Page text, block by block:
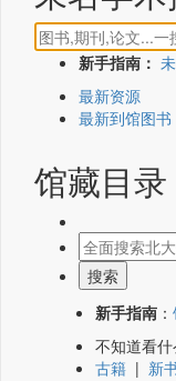
新手指南：
最新资源
最新到馆图书
馆藏目录
新手指南 ：
不知道看什
古籍 | 新